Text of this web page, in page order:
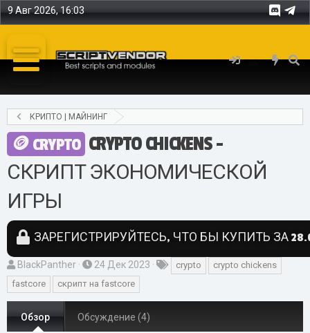
9 Авг 2026, 16:03
КРИПТО | МАЙНИНГ
CRYPTO CRYPTO CHICKENS -
СКРИПТ ЭКОНОМИЧЕСКОЙ
ИГРЫ
ЗАРЕГИСТРИРУЙТЕСЬ, ЧТО БЫ КУПИТЬ ЗА
А
в
т
о
BlackPanther
Д
а
т
24 Дек 2023 crypto
crypto chickens
fastcore
скрипт на fastcore
Обзор Обсуждение (4)